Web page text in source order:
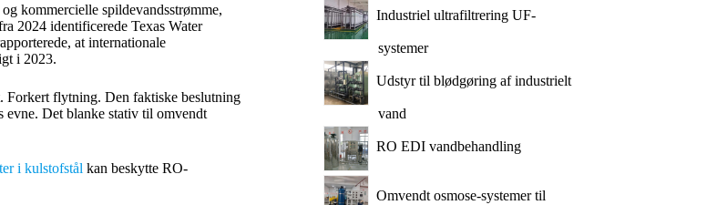
kommercielle spildevandsstrømme,
2024 identificerede Texas Water
at internationale
i 2023.
Forkert flytning. Den faktiske beslutning
evne. Det blanke stativ til omvendt
i kulstofstål kan beskytte RO-
Industriel ultrafiltrering UF-
systemer
Udstyr til blødgøring af industrielt
vand
RO EDI vandbehandling
Omvendt osmose-systemer til